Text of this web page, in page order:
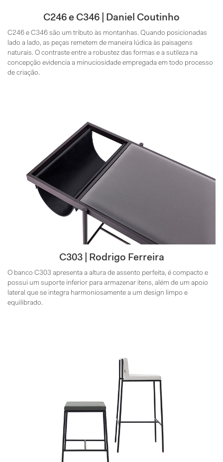
C246 e C346 | Daniel Coutinho
C246 e C346 são um tributo às montanhas. Quando posicionadas
lado a lado, as peças remetem de maneira lúdica às paisagens
naturais. O contraste entre a robustez das formas e a sutileza na
concepção evidencia a minuciosidade empregada em todo processo
de criação.
C303 | Rodrigo Ferreira
O banco C303 apresenta a altura de assento perfeita, é compacto e
possui um suporte inferior para armazenar itens, além de um apoio
lateral que se integra harmoniosamente a um design limpo e
equilibrado.